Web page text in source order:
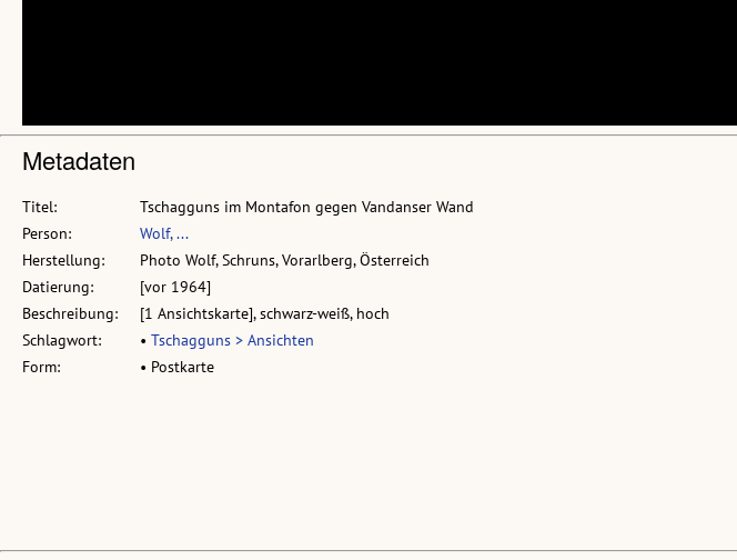
Metadaten
Titel:
Tschagguns im Montafon gegen Vandanser Wand
Person:
Wolf, ...
Herstellung:
Photo Wolf, Schruns, Vorarlberg, Österreich
Datierung:
[vor 1964]
Beschreibung:
[1 Ansichtskarte], schwarz-weiß, hoch
Schlagwort:
• Tschagguns > Ansichten
Form:
• Postkarte